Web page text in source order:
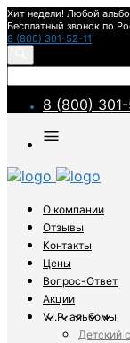
Хит недели! Любой
Бесплатный звонок по
8 (800) 301-52-11
8 (800)
О компании
Отзывы
Контакты
Цены
Вопрос-Ответ
Акции
V.I.P. альбомы
Детский